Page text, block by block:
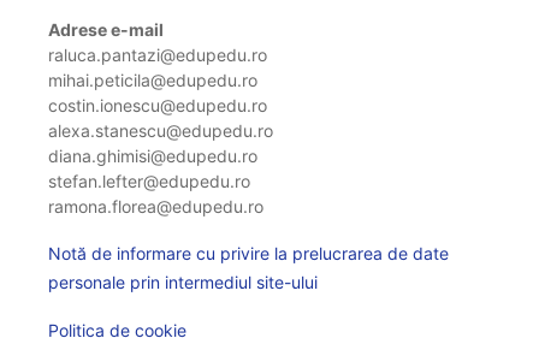
Adrese e-mail
raluca.pantazi@edupedu.ro
mihai.peticila@edupedu.ro
costin.ionescu@edupedu.ro
alexa.stanescu@edupedu.ro
diana.ghimisi@edupedu.ro
stefan.lefter@edupedu.ro
ramona.florea@edupedu.ro
Notă de informare cu privire la prelucrarea de date
personale prin intermediul site-ului
Politica de cookie